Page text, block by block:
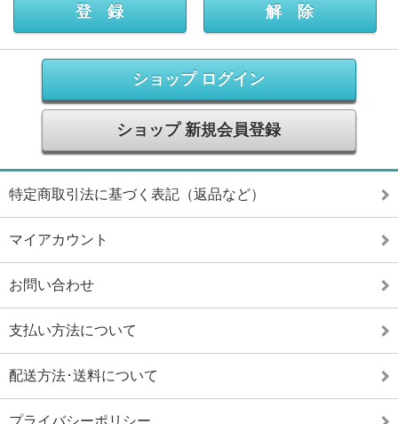
ショップ ログイン
ショップ 新規会員登録
特定商取引法に基づく表記（返品など）
マイアカウント
お問い合わせ
支払い方法について
配送方法･送料について
プライバシーポリシー